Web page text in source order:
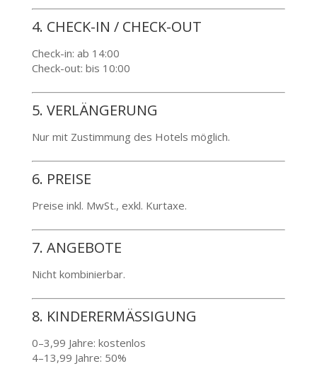
4. CHECK-IN / CHECK-OUT
Check-in: ab 14:00
Check-out: bis 10:00
5. VERLÄNGERUNG
Nur mit Zustimmung des Hotels möglich.
6. PREISE
Preise inkl. MwSt., exkl. Kurtaxe.
7. ANGEBOTE
Nicht kombinierbar.
8. KINDERERMÄSSIGUNG
0–3,99 Jahre: kostenlos
4–13,99 Jahre: 50%